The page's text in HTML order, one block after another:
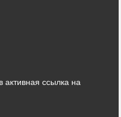
активная ссылка на